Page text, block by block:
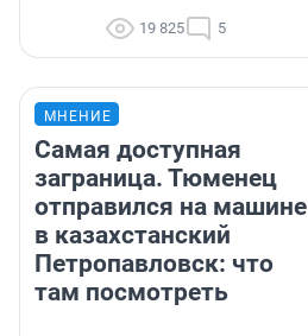
19 825 5
МНЕНИЕ
Самая доступная
заграница. Тюменец
отправился на машине
в казахстанский
Петропавловск: что
там посмотреть